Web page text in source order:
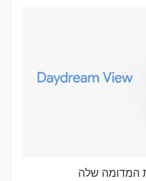
המדומה שלה